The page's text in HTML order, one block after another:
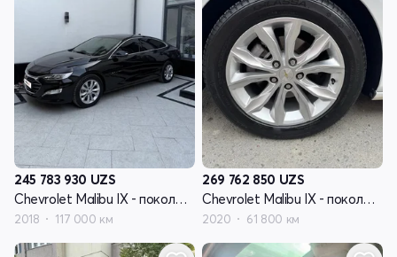
245 783 930 UZS
Chevrolet Malibu IX - поколение рестайлинг
2018 117 000 км
269 762 850 UZS
Chevrolet Malibu IX - поколение рестайлинг
2020 61 800 км